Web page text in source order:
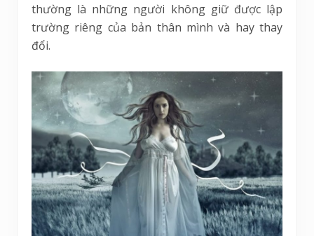
thường là những người không giữ được lập
trường riêng của bản thân mình và hay thay
đổi.